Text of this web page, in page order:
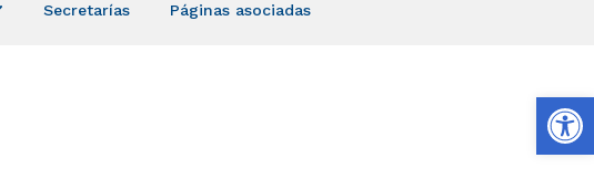
Secretarías Páginas asociadas